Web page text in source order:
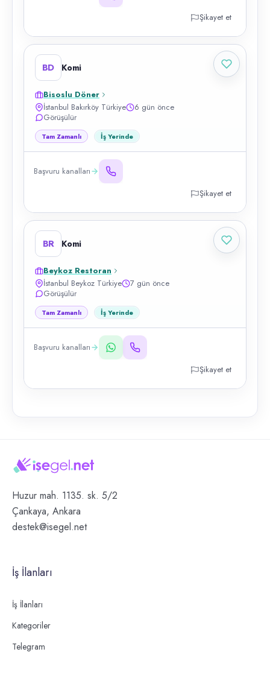
Şikayet et
BD Komi
Bisoslu Döner
İstanbul Bakırköy Türkiye
6 gün önce
Görüşülür
Tam Zamanlı İş Yerinde
Başvuru kanalları
Şikayet et
BR Komi
Beykoz Restoran
İstanbul Beykoz Türkiye
7 gün önce
Görüşülür
Tam Zamanlı İş Yerinde
Başvuru kanalları
Şikayet et
Huzur mah. 1135. sk. 5/2
Çankaya, Ankara
destek@isegel.net
İş İlanları
İş İlanları
Kategoriler
Telegram